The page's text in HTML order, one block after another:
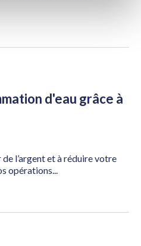
d'eau grâce à
l’argent et à réduire votre
opérations...